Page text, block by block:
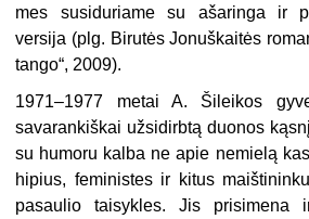
mes susiduriame su ašaringa ir
versija (plg. Birutės Jonuškaitės
tango“, 2009).
1971–1977 metai A. Šileikos
savarankiškai užsidirbtą duonos
su humoru kalba ne apie nemielą
hipius, feministes ir kitus
pasaulio taisykles. Jis prisimena